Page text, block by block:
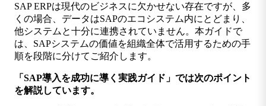
SAP ERPは現代のビジネスに欠かせない存在ですが、多
くの場合、データはSAPのエコシステム内にとどまり、
他システムと十分に連携されていません。本ガイドで
は、SAPシステムの価値を組織全体で活用するための手
順を段階に分けてご紹介します。
「SAP導入を成功に導く実践ガイド」では次のポイント
を解説しています。